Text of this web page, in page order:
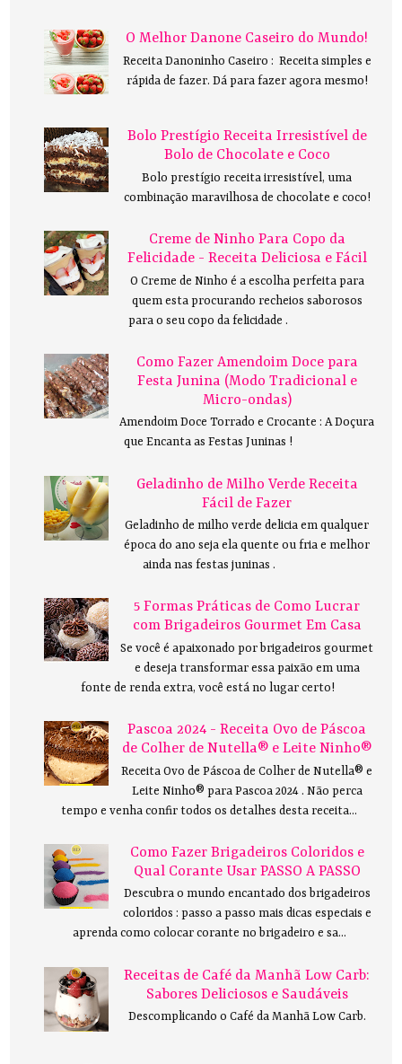
O Melhor Danone Caseiro do Mundo!
Receita Danoninho Caseiro : Receita simples e
rápida de fazer. Dá para fazer agora mesmo!
Bolo Prestígio Receita Irresistível de
Bolo de Chocolate e Coco
Bolo prestígio receita irresistível, uma
combinação maravilhosa de chocolate e coco!
Creme de Ninho Para Copo da
Felicidade - Receita Deliciosa e Fácil
O Creme de Ninho é a escolha perfeita para
quem esta procurando recheios saborosos
para o seu copo da felicidade .
Como Fazer Amendoim Doce para
Festa Junina (Modo Tradicional e
Micro-ondas)
Amendoim Doce Torrado e Crocante : A Doçura
que Encanta as Festas Juninas !
Geladinho de Milho Verde Receita
Fácil de Fazer
Geladinho de milho verde delicia em qualquer
época do ano seja ela quente ou fria e melhor
ainda nas festas juninas .
5 Formas Práticas de Como Lucrar
com Brigadeiros Gourmet Em Casa
Se você é apaixonado por brigadeiros gourmet
e deseja transformar essa paixão em uma
fonte de renda extra, você está no lugar certo!
Pascoa 2024 - Receita Ovo de Páscoa
de Colher de Nutella® e Leite Ninho®
Receita Ovo de Páscoa de Colher de Nutella® e
Leite Ninho® para Pascoa 2024 . Não perca
tempo e venha confir todos os detalhes desta receita...
Como Fazer Brigadeiros Coloridos e
Qual Corante Usar PASSO A PASSO
Descubra o mundo encantado dos brigadeiros
coloridos : passo a passo mais dicas especiais e
aprenda como colocar corante no brigadeiro e sa...
Receitas de Café da Manhã Low Carb:
Sabores Deliciosos e Saudáveis
Descomplicando o Café da Manhã Low Carb.